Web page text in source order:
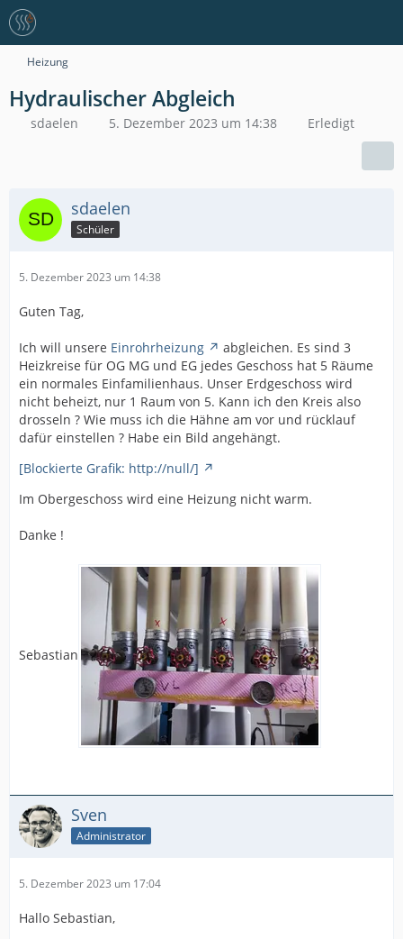
Heizung
Hydraulischer Abgleich
sdaelen 5. Dezember 2023 um 14:38 Erledigt
sdaelen
Schüler
5. Dezember 2023 um 14:38
Guten Tag,
Ich will unsere Einrohrheizung
abgleichen. Es sind 3
Heizkreise für OG MG und EG jedes Geschoss hat 5 Räume
ein normales Einfamilienhaus. Unser Erdgeschoss wird
nicht beheizt, nur 1 Raum von 5. Kann ich den Kreis also
drosseln ? Wie muss ich die Hähne am vor und rücklauf
dafür einstellen ? Habe ein Bild angehängt.
[Blockierte Grafik: http://null/]
Im Obergeschoss wird eine Heizung nicht warm.
Danke !
Sebastian
Sven
Administrator
5. Dezember 2023 um 17:04
Hallo Sebastian,